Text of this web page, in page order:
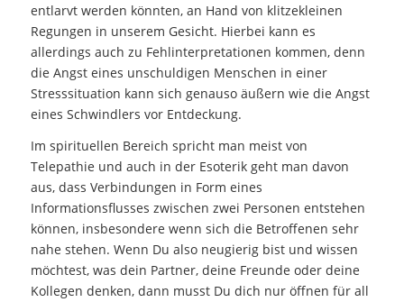
entlarvt werden könnten, an Hand von klitzekleinen
Regungen in unserem Gesicht. Hierbei kann es
allerdings auch zu Fehlinterpretationen kommen, denn
die Angst eines unschuldigen Menschen in einer
Stresssituation kann sich genauso äußern wie die Angst
eines Schwindlers vor Entdeckung.
Im spirituellen Bereich spricht man meist von
Telepathie und auch in der Esoterik geht man davon
aus, dass Verbindungen in Form eines
Informationsflusses zwischen zwei Personen entstehen
können, insbesondere wenn sich die Betroffenen sehr
nahe stehen. Wenn Du also neugierig bist und wissen
möchtest, was dein Partner, deine Freunde oder deine
Kollegen denken, dann musst Du dich nur öffnen für all